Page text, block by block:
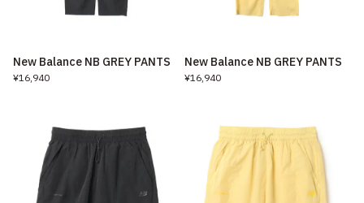
New Balance NB GREY PANTS
¥16,940
New Balance NB GREY PANTS
¥16,940